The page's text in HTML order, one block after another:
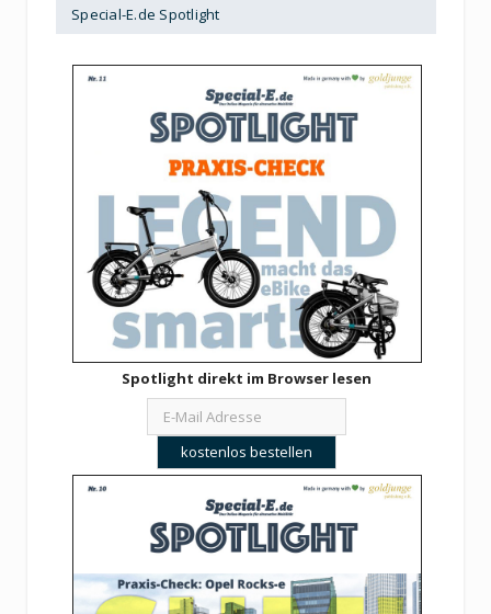
Special-E.de Spotlight
Spotlight direkt im Browser lesen